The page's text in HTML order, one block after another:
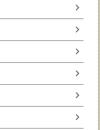
chevron_right
chevron_right
chevron_right
chevron_right
chevron_right
chevron_right